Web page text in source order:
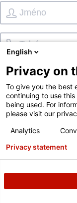
Telefonát
Chci se přihlásit k
Není k dispozici?
English
Privacy on
To give you the best
continuing to use
being used. For
please visit our
Analytics
Privacy statement